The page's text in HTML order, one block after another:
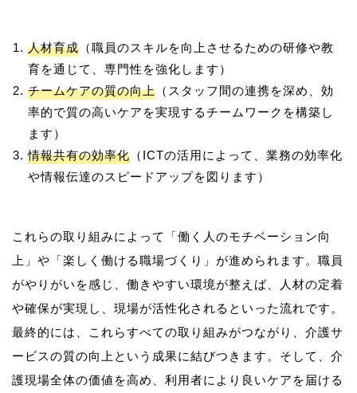
人材育成 （職員のスキルを向上させるための研修や教
育を通じて、専門性を強化します）
チームケアの質の向上 （スタッフ間の連携を深め、効
率的で質の高いケアを実現するチームワークを構築し
ます）
情報共有の効率化 （ICTの活用によって、業務の効率化
や情報伝達のスピードアップを図ります）
これらの取り組みによって「働く人のモチベーション向
上」や「楽しく働ける職場づくり」が進められます。職員
がやりがいを感じ、働きやすい環境が整えば、人材の定着
や確保が実現し、現場が活性化されるといった流れです。
最終的には、これらすべての取り組みがつながり、介護サ
ービスの質の向上という成果に結びつきます。そして、介
護現場全体の価値を高め、利用者により良いケアを届ける